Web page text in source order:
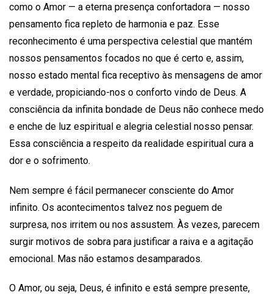
como o Amor — a eterna presença confortadora — nosso
pensamento fica repleto de harmonia e paz. Esse
reconhecimento é uma perspectiva celestial que mantém
nossos pensamentos focados no que é certo e, assim,
nosso estado mental fica receptivo às mensagens de amor
e verdade, propiciando-nos o conforto vindo de Deus. A
consciência da infinita bondade de Deus não conhece medo
e enche de luz espiritual e alegria celestial nosso pensar.
Essa consciência a respeito da realidade espiritual cura a
dor e o sofrimento.
Nem sempre é fácil permanecer consciente do Amor
infinito. Os acontecimentos talvez nos peguem de
surpresa, nos irritem ou nos assustem. Às vezes, parecem
surgir motivos de sobra para justificar a raiva e a agitação
emocional. Mas não estamos desamparados.
O Amor, ou seja, Deus, é infinito e está sempre presente,